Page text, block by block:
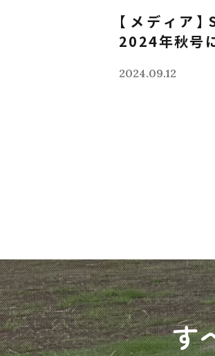
【メディア
2024年秋号
2024.09.12
す